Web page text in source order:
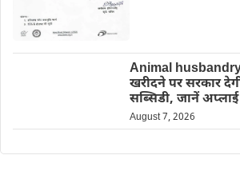
Animal
खरीदने पर सरकार
सब्सिडी, जानें अप्लाई
August 7, 2026